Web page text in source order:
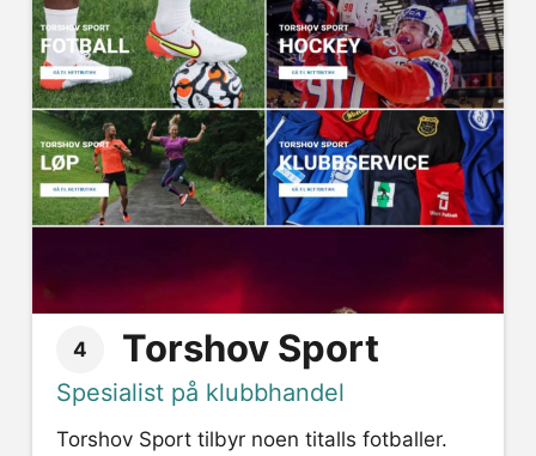
4 Torshov Sport
Spesialist på klubbhandel
Torshov Sport tilbyr noen titalls fotballer.